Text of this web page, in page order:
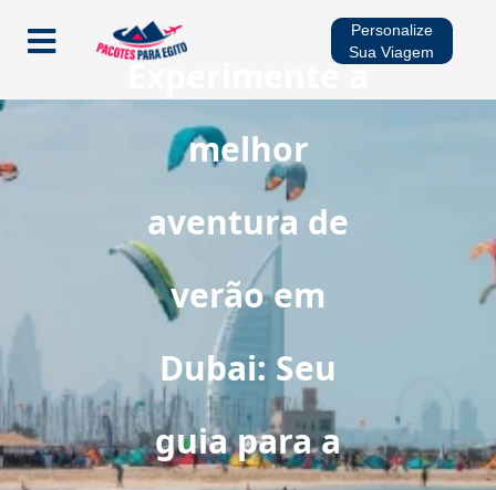
Personalize
Sua Viagem
Pacotes
Cruzeiros no Rio Nilo
Experimente a
melhor
aventura de
verão em
Dubai: Seu
guia para a